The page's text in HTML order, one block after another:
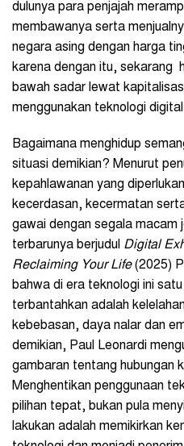
dulunya para penjajah
membawanya serta
negara asing dengan harga
karena dengan itu, sekarang
bawah sadar lewat
menggunakan teknologi
Bagaimana menghidup
situasi demikian? Menurut
kepahlawanan yang
kecerdasan, kecermatan
gawai dengan segala macam
terbarunya berjudul Digital
Reclaiming Your Life(2025)
bahwa di era teknologi ini
terbantahkan adalah
kebebasan, daya nalar dan
demikian, Paul Leonardi
gambaran tentang hubungan
Menghentikan penggunaan
pilihan tepat, bukan pula
lakukan adalah memikirkan